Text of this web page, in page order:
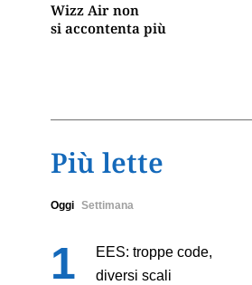
Wizz Air non
si accontenta più
Più lette
Oggi Settimana
EES: troppe code,
diversi scali